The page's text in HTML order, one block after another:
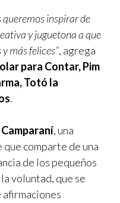
queremos inspirar de
y juguetona a que
más felices”, agrega
para Contar, Pim
Totó la
.
Camparaní, una
que comparte de una
de los pequeños
voluntad, que se